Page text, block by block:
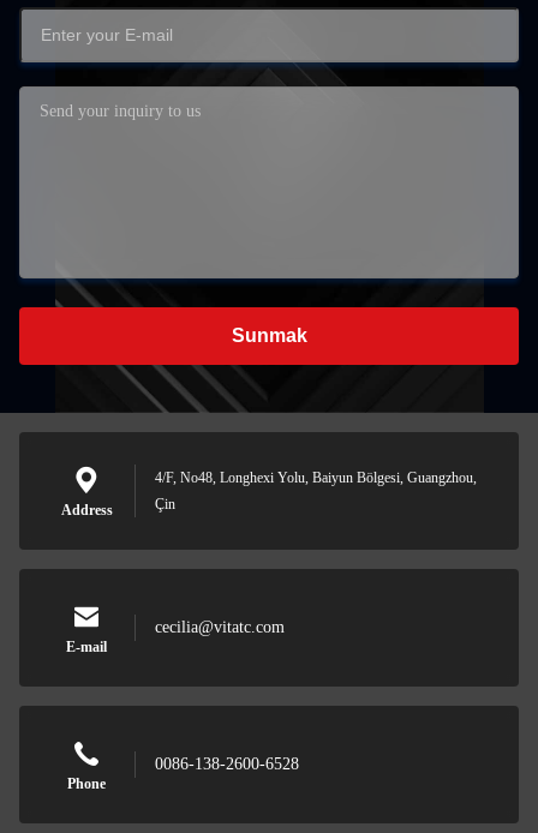
Sunmak
Address
4/F, No48, Longhexi Yolu, Baiyun Bölgesi, Guangzhou,
Çin
E-mail
cecilia@vitatc.com
Phone
0086-138-2600-6528